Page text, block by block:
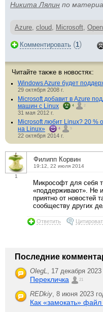
Никита Лялин по
Azure, cloud, Microsoft,
Комментировать (1)
Читайте также в новостях:
Windows Azure будет
29 октября 2008 г.
Microsoft добавит в Azure
машин с Linux
4 2
31 мая 2012 г.
Microsoft любит Linux? 20 %
на Linux»
4 9
22 октября 2014 г.
1
Филипп Корвин
19:12, 22 июля 2014
Микрософт для себя
«поддерживают». Не
приятно от новостей
сообществу других
Ответить
Последние
OlegL 17 декабря
Перекличка 21
REDkiy 8 июня 2023
Как «замокать»